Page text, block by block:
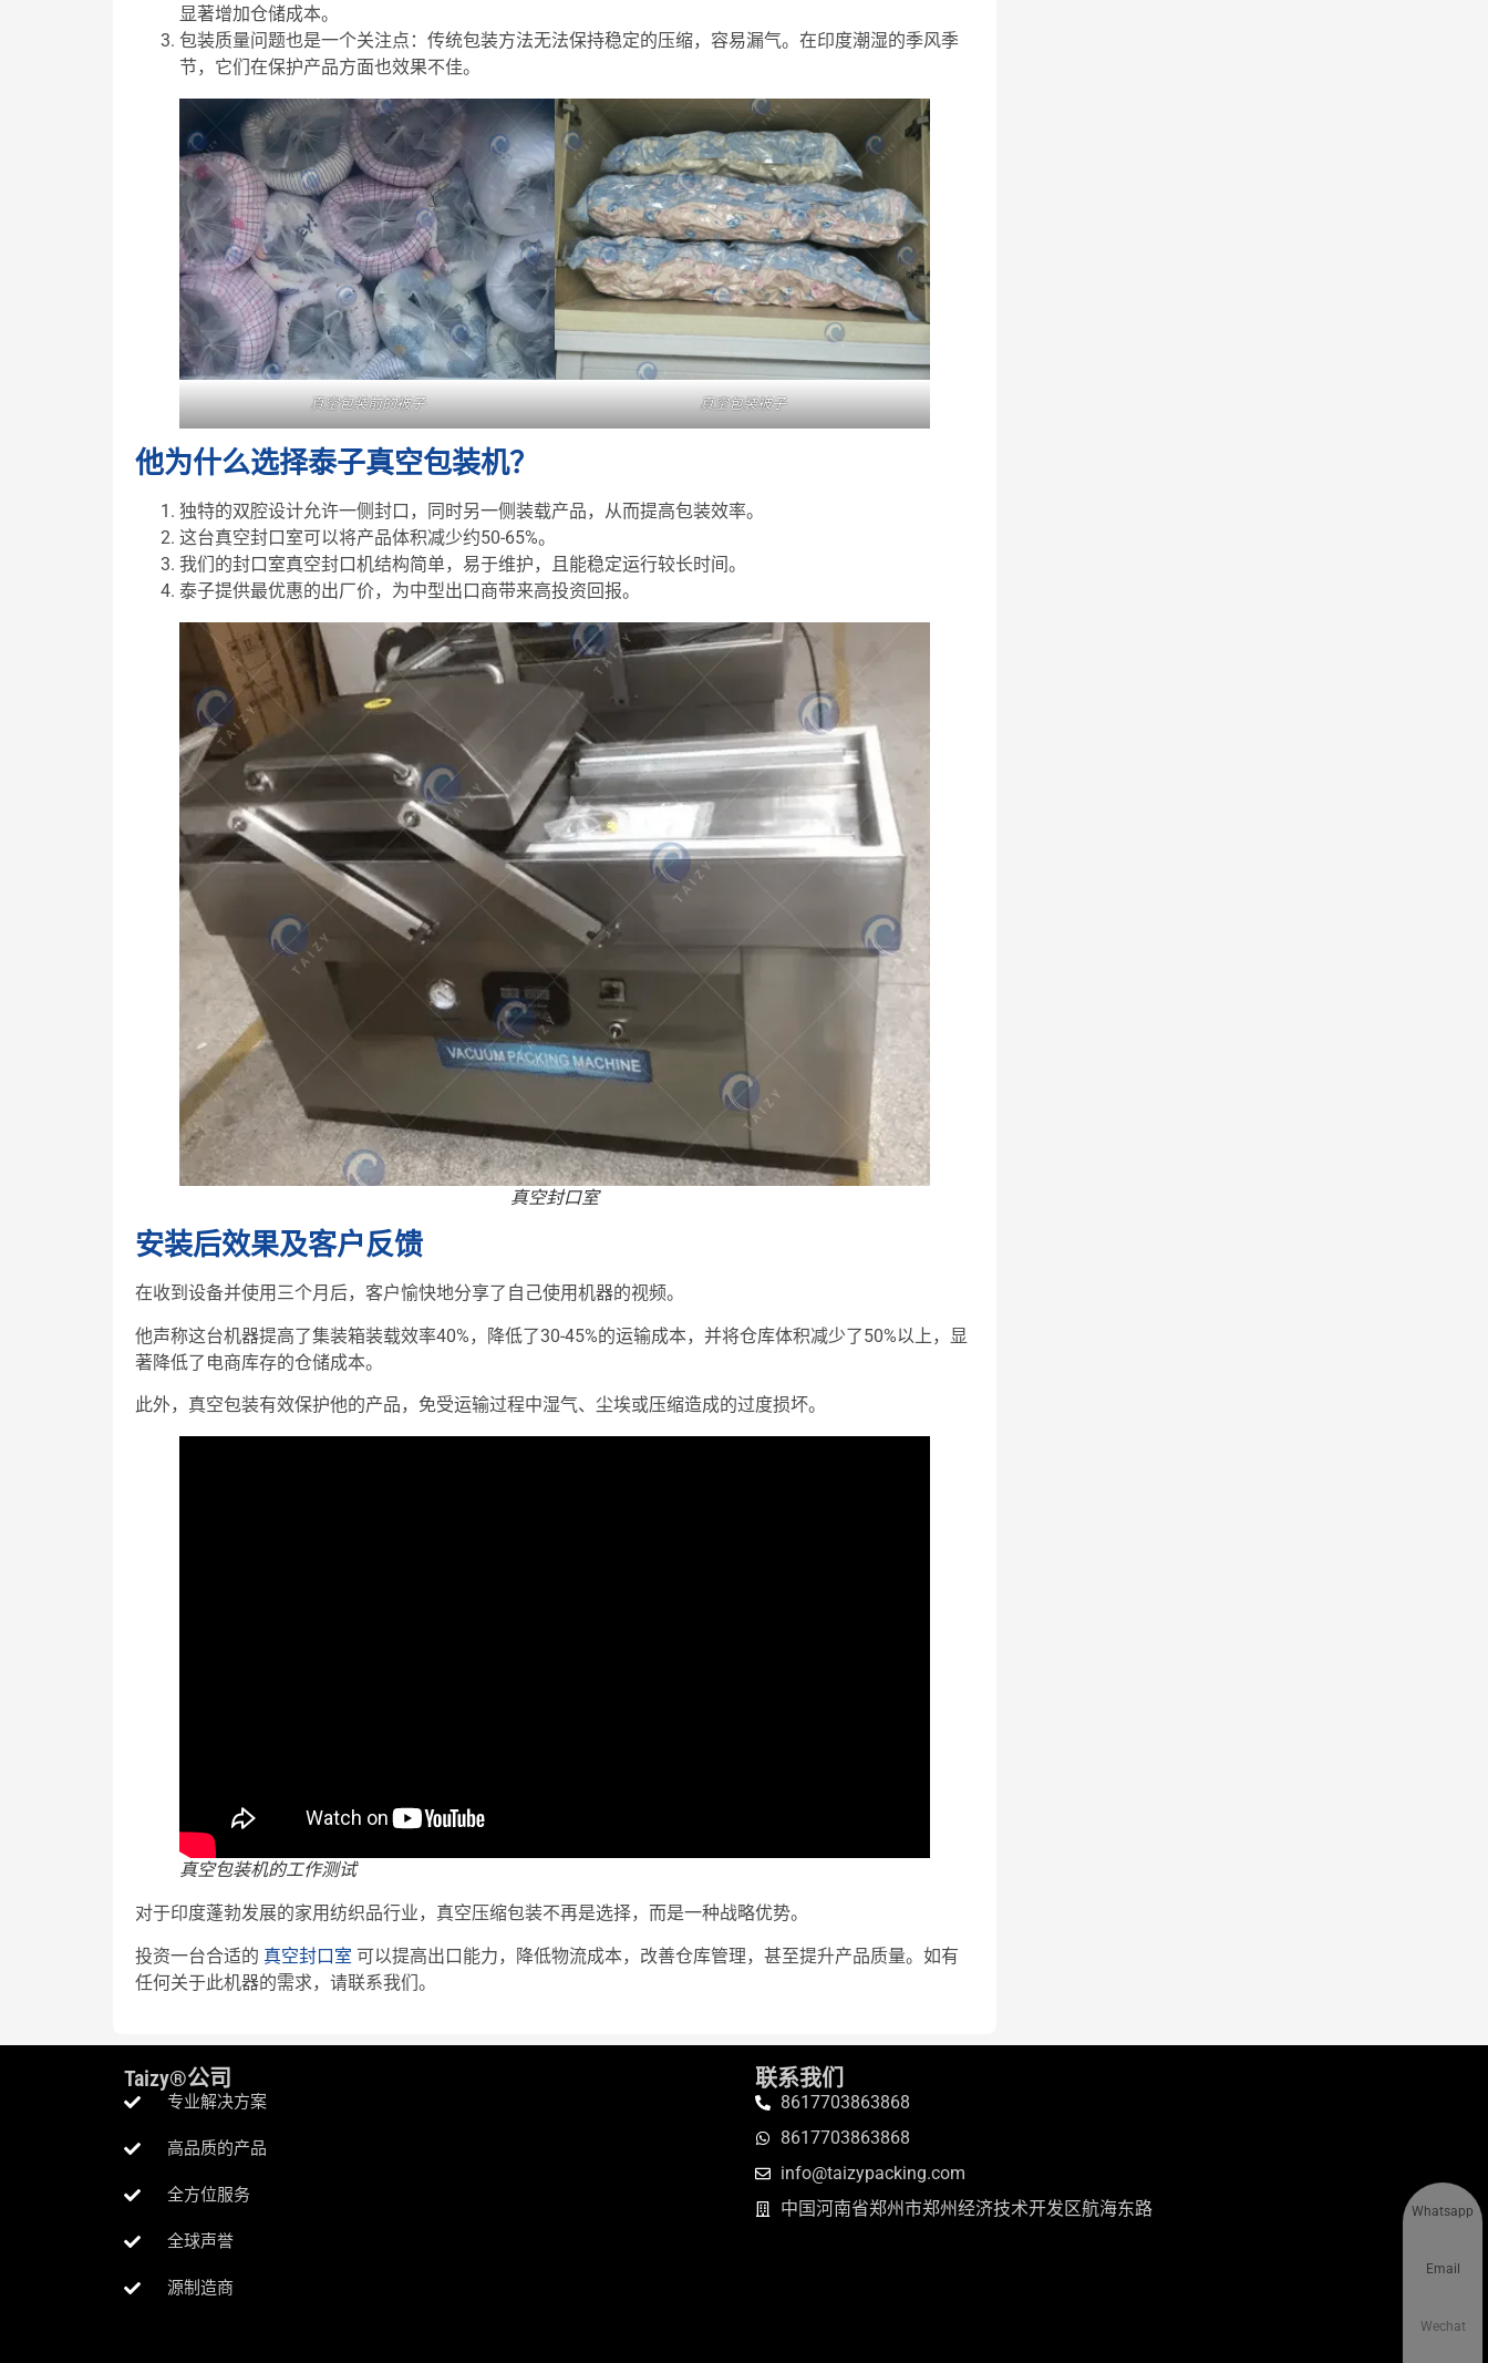
显著增加仓储成本。
包装质量问题也是一个关注点：传统包装方法无法保持稳定的压缩，容易漏气。在印度潮湿的季风季
节，它们在保护产品方面也效果不佳。
真空包装前的被子 真空包装被子
他为什么选择泰子真空包装机？
独特的双腔设计允许一侧封口，同时另一侧装载产品，从而提高包装效率。
这台真空封口室可以将产品体积减少约50-65%。
我们的封口室真空封口机结构简单，易于维护，且能稳定运行较长时间。
泰子提供最优惠的出厂价，为中型出口商带来高投资回报。
真空封口室
安装后效果及客户反馈
在收到设备并使用三个月后，客户愉快地分享了自己使用机器的视频。
他声称这台机器提高了集装箱装载效率40%，降低了30-45%的运输成本，并将仓库体积减少了50%以上，显
著降低了电商库存的仓储成本。
此外，真空包装有效保护他的产品，免受运输过程中湿气、尘埃或压缩造成的过度损坏。
真空包装机的工作测试
对于印度蓬勃发展的家用纺织品行业，真空压缩包装不再是选择，而是一种战略优势。
投资一台合适的 真空封口室 可以提高出口能力，降低物流成本，改善仓库管理，甚至提升产品质量。如有
任何关于此机器的需求，请联系我们。
Taizy®公司
专业解决方案
高品质的产品
全方位服务
全球声誉
源制造商
联系我们
8617703863868
8617703863868
info@taizypacking.com
中国河南省郑州市郑州经济技术开发区航海东路
Whatsapp
Email
Wechat